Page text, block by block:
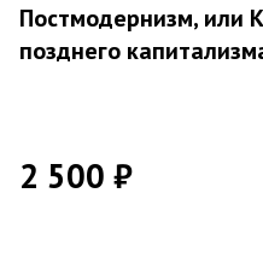
Постмодернизм, или
позднего
2 500 ₽